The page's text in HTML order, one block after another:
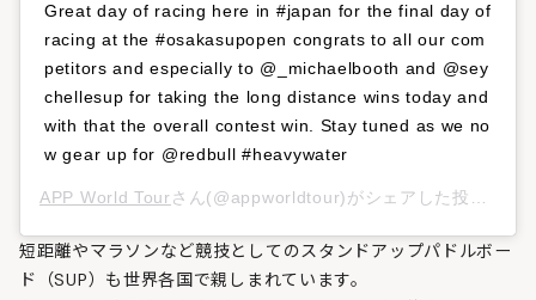
Great day of racing here in #japan for the final day of
racing at the #osakasupopen congrats to all our com
petitors and especially to @_michaelbooth and @sey
chellesup for taking the long distance wins today and
with that the overall contest win. Stay tuned as we no
w gear up for @redbull #heavywater
APP World Tour さん(@appworldtour)がシェアした投稿 –
短距離やマラソンなど競技としてのスタンドアップパドルボー
ド（SUP）も世界各国で親しまれています。